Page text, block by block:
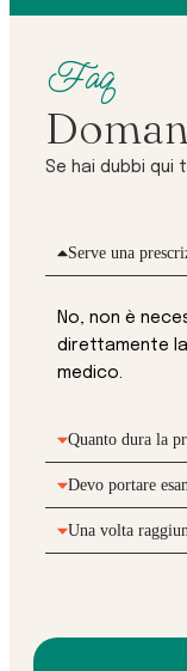
Faq
Se hai dubbi qui
Serve una
No, non è
direttamente
medico.
Quanto dura la
Devo portare
Una volta